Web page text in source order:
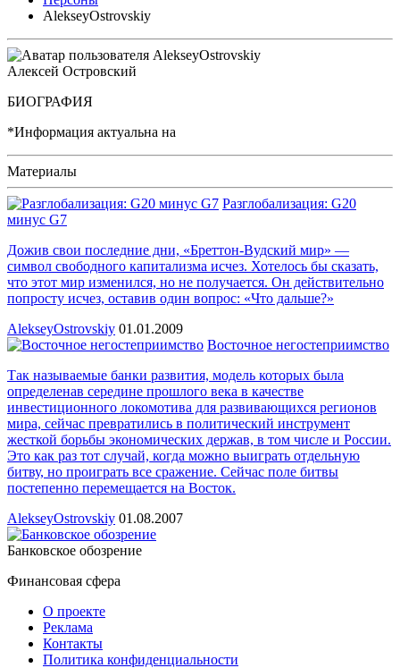
AlekseyOstrovskiy
Алексей Островский
БИОГРАФИЯ
*Информация актуальна на
Материалы
Разглобализация: G20
минус G7
Дожив свои последние дни, «Бреттон-Вудский мир» —
символ свободного капитализма исчез. Хотелось бы сказать,
что этот мир изменился, но не получается. Он действительно
попросту исчез, оставив один вопрос: «Что дальше?»
AlekseyOstrovskiy 01.01.2009
Восточное негостеприимство
Так называемые банки развития, модель которых была
определенав середине прошлого века в качестве
инвестиционного локомотива для развивающихся регионов
мира, сейчас превратились в политический инструмент
жесткой борьбы экономических держав, в том числе и России.
Это как раз тот случай, когда можно выиграть отдельную
битву, но проиграть все сражение. Сейчас поле битвы
постепенно перемещается на Восток.
AlekseyOstrovskiy 01.08.2007
Банковское обозрение
Финансовая сфера
О проекте
Реклама
Контакты
Политика конфиденциальности